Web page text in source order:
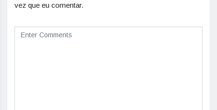
vez que eu comentar.